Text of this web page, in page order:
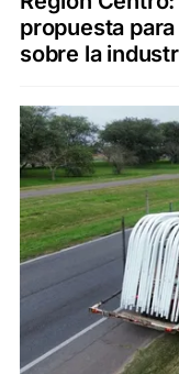
propuesta
sobre la